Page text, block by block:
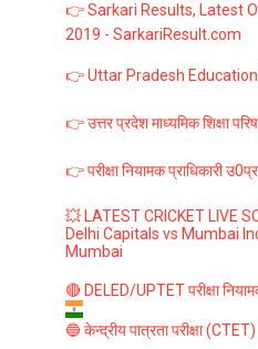
👉 Sarkari Results, Latest
2019 - SarkariResult.com
👉 Uttar Pradesh Education
👉 उत्तर प्रदेश माध्यमिक शिक्षा
👉 परीक्षा नियामक प्राधिकारी
💥 LATEST CRICKET LIVE
Delhi Capitals vs Mumbai
Mumbai
🔴 DELED/UPTET परीक्षा
🔵 केन्द्रीय पात्रता परीक्षा (CTET)